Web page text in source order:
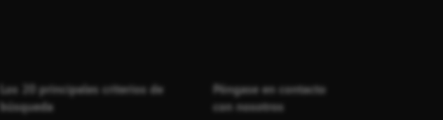
Los 20 principales criterios de
búsqueda
Póngase en contacto
con nosotros